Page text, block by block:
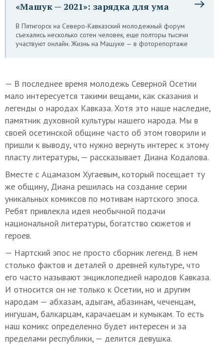
«Машук — 2021»: зарядка для ума
В Пятигорск на Северо-Кавказский молодежный форум
съехались несколько сотен человек, еще полторы тысячи
участвуют онлайн. Жизнь на Машуке — в фоторепортаже
— В последнее время молодежь Северной Осетии
мало интересуется такими вещами, как сказания и
легенды о народах Кавказа. Хотя это наше наследие,
памятник духовной культуры нашего народа. Мы в
своей осетинской общине часто об этом говорили и
пришли к выводу, что нужно вернуть интерес к этому
пласту литературы, — рассказывает Диана Кодалова.
Вместе с Ацамазом Хугаевым, который посещает ту
же общину, Диана решилась на создание серии
уникальных комиксов по мотивам нартского эпоса.
Ребят привлекла идея необычной подачи
национальной литературы, богатство сюжетов и
героев.
— Нартский эпос не просто сборник легенд. В нем
столько фактов и деталей о древней культуре, что
его часто называют энциклопедией народов Кавказа.
И относится он не только к Осетии, но и другим
народам — абхазам, адыгам, абазинам, чеченцам,
ингушам, балкарцам, карачаецам и кумыкам. То есть
наш комикс определенно будет интересен и за
пределами республики, — делится девушка.